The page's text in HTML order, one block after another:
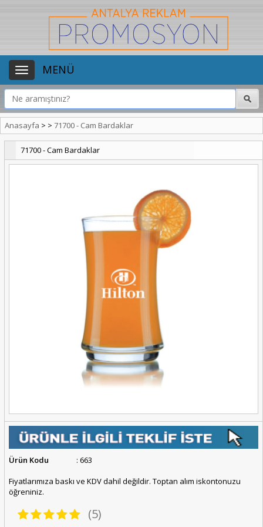
MENÜ
Anasayfa > > 71700 - Cam Bardaklar
71700 - Cam Bardaklar
Ürün Kodu
: 663
Fiyatlarımıza baskı ve KDV dahil değildir. Toptan alım iskontonuzu
öğreniniz.
(5)